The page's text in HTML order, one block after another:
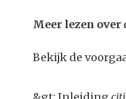
Meer lezen over
Bekijk de